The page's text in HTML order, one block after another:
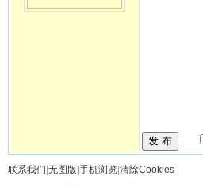
发 布
联系我们 无图版 手机浏览 清除Cookies